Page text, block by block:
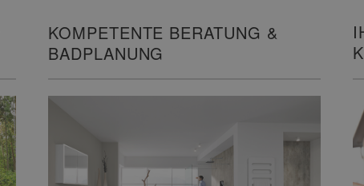
KOMPETENTE BERATUNG &
BADPLANUNG